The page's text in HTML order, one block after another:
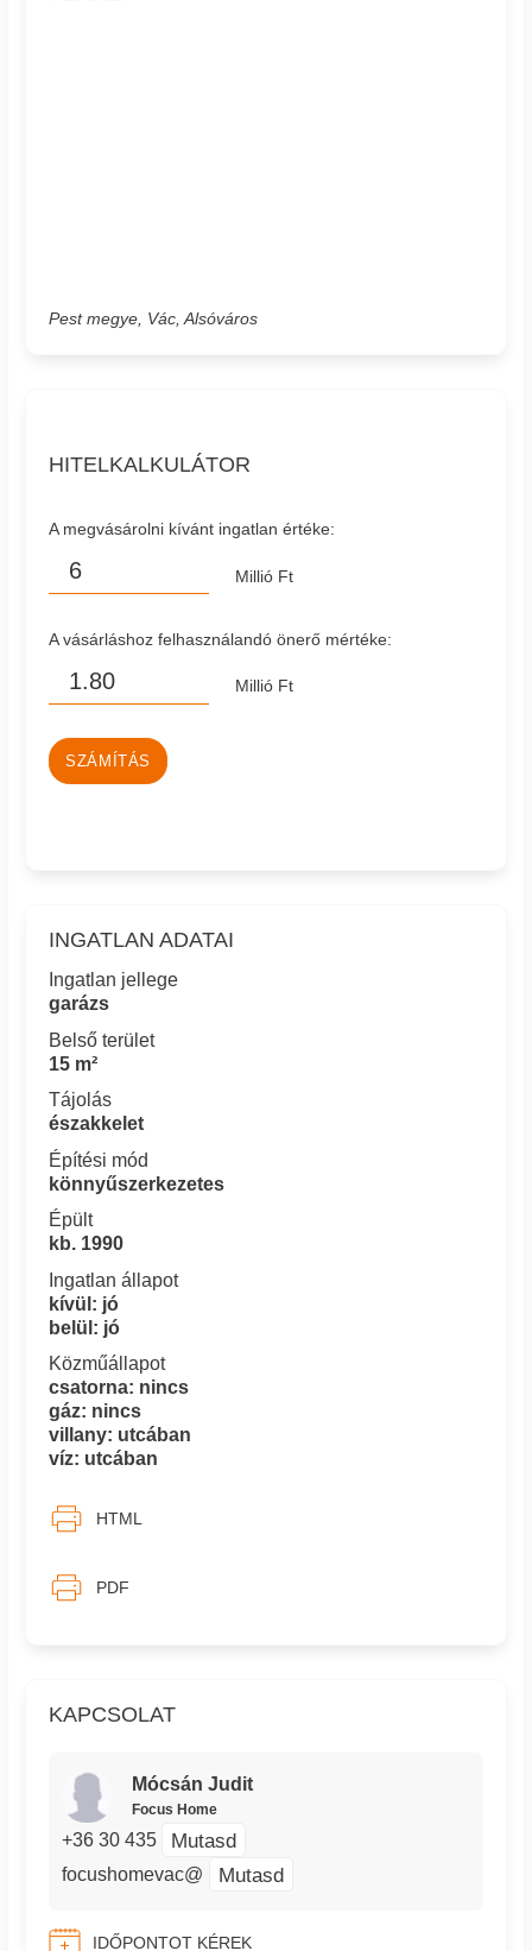
Pest megye, Vác, Alsóváros
HITELKALKULÁTOR
A megvásárolni kívánt ingatlan értéke:
Millió Ft
A vásárláshoz felhasználandó önerő mértéke:
Millió Ft
SZÁMÍTÁS
KAPCSOLAT
Mócsán Judit
Focus Home
+36 30 435 Mutasd
focushomevac@ Mutasd
IDŐPONTOT KÉREK
INGATLAN ADATAI
Ingatlan jellege
garázs
Belső terület
15 m²
Tájolás
északkelet
Építési mód
könnyűszerkezetes
Épült
kb. 1990
Ingatlan állapot
kívül: jó
belül: jó
Közműállapot
csatorna: nincs
gáz: nincs
villany: utcában
víz: utcában
HTML
PDF